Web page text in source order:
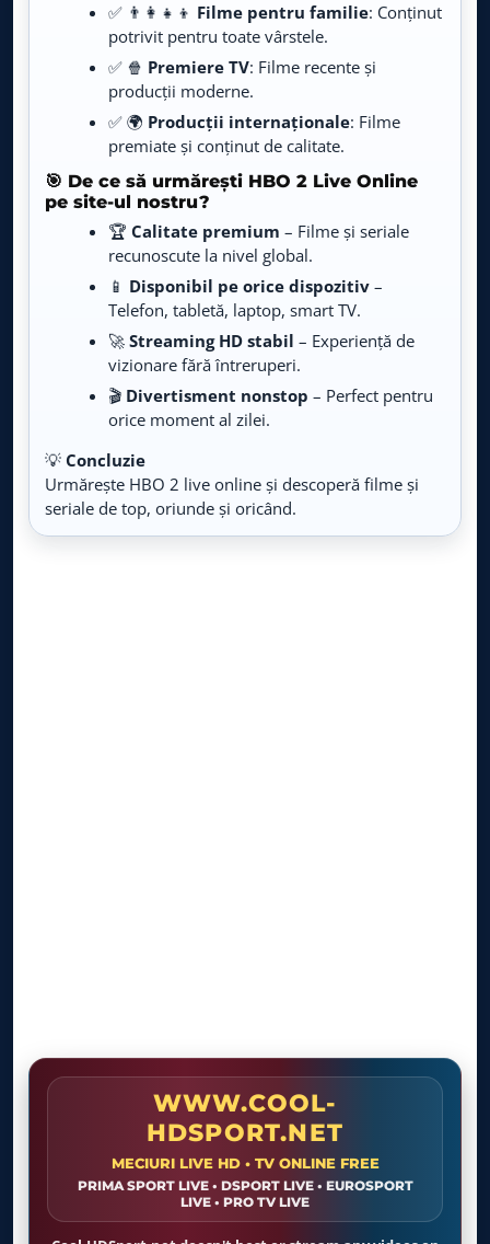
Comedy Central
Live TV
Happy Channel
Live TV
EPIC Drama
Live TV
LIVE
Bollywood TV
Warner TV
Live TV
BBC First
Live TV
Cinemaraton
Live TV
LIVE
✅ 👨‍👩‍👧‍👦 Filme pentru familie: Conținut
potrivit pentru toate vârstele.
✅ 🍿 Premiere TV: Filme recente și
producții moderne.
✅ 🌍 Producții internaționale: Filme
premiate și conținut de calitate.
🎯 De ce să urmărești HBO 2 Live Online
pe site-ul nostru?
🏆 Calitate premium – Filme și seriale
recunoscute la nivel global.
📱 Disponibil pe orice dispozitiv –
Telefon, tabletă, laptop, smart TV.
🚀 Streaming HD stabil – Experiență de
vizionare fără întreruperi.
🎬 Divertisment nonstop – Perfect pentru
orice moment al zilei.
💡 Concluzie
Urmărește HBO 2 live online și descoperă filme și
seriale de top, oriunde și oricând.
WWW.COOL-
HDSPORT.NET
MECIURI LIVE HD • TV ONLINE FREE
PRIMA SPORT LIVE • DSPORT LIVE • EUROSPORT
LIVE • PRO TV LIVE